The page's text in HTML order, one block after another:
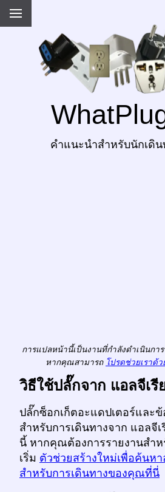
คำแนะนำสำหรับนักเดิ
การแปลหน้านี้เป็นงานที่กำลังดำเนินกา
หากคุณสามารถ โปรดช่วยเราด้
วิธีใช้ปลั๊กจาก แอลจีเรี
ปลั๊กซ็อกเก็ตอะแดปเตอร์และ
สำหรับการเดินทางจาก แอลจี
นี้ หากคุณต้องการรายงานสำห
เริ่ม ตัวช่วยสร้างใหม่เพื่อค้นห
สำหรับการเดินทางของคุณที่นี่